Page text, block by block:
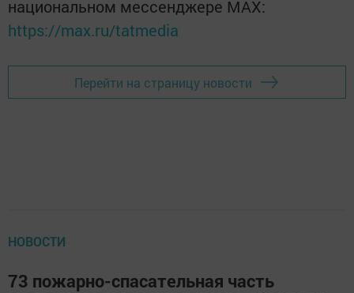
национальном мессенджере MАХ:
https://max.ru/tatmedia
Перейти на страницу новости
НОВОСТИ
73 пожарно-спасательная часть